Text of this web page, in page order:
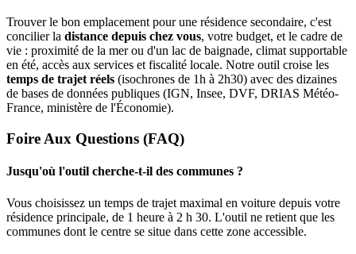
Trouver le bon emplacement pour une résidence secondaire, c'est
concilier la distance depuis chez vous, votre budget, et le cadre de
vie : proximité de la mer ou d'un lac de baignade, climat supportable
en été, accès aux services et fiscalité locale. Notre outil croise les
temps de trajet réels (isochrones de 1h à 2h30) avec des dizaines
de bases de données publiques (IGN, Insee, DVF, DRIAS Météo-
France, ministère de l'Économie).
Foire Aux Questions (FAQ)
Jusqu'où l'outil cherche-t-il des communes ?
Vous choisissez un temps de trajet maximal en voiture depuis votre
résidence principale, de 1 heure à 2 h 30. L'outil ne retient que les
communes dont le centre se situe dans cette zone accessible.